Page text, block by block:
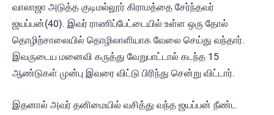
வாலாஜா அடுத்த குடிமல்லூர் கிராமத்தை சேர்ந்தவர்
ஜயப்பன்(40). இவர் ராணிப்பேட்டையில் உள்ள ஒரு தோல்
தொழிற்சாலையில் தொழிலாளியாக வேலை செய்து வந்தார்.
இவருடைய மனைவி கருத்து வேறுபாட்டால் கடந்த 15
ஆண்டுகள் முன்பு இவரை விட்டு பிரிந்து சென்று விட்டார்.
இதனால் அவர் தனிமையில் வசித்து வந்த ஜயப்பன் நீண்ட